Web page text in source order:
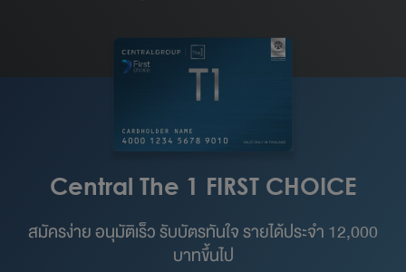
Central The 1 FIRST CHOICE
สมัครง่าย อนุมัติเร็ว รับบัตรทันใจ รายได้ประจำ 12,000
บาทขึ้นไป